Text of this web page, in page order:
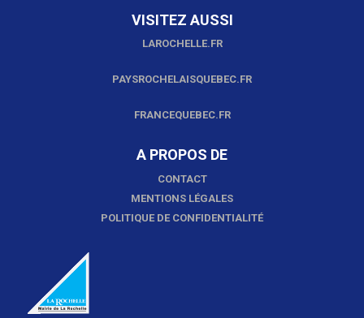
VISITEZ AUSSI
LAROCHELLE.FR
PAYSROCHELAISQUEBEC.FR
FRANCEQUEBEC.FR
A PROPOS DE
CONTACT
MENTIONS LÉGALES
POLITIQUE DE CONFIDENTIALITÉ